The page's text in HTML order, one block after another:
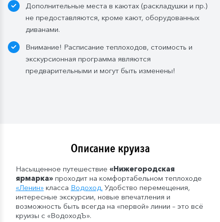
в 2- и 3-местном размещении;
— в рейсах от 5 дней до 10 дней включительно: 1
бутылка (1,5 л.);
— в рейсах от 16 до 20 дней включительно: 3
бутылки (1,5 л.);
Дополнительные места в каютах (раскладушки и пр.)
не предоставляются, кроме кают, оборудованных
диванами.
Внимание! Расписание теплоходов, стоимость и
экскурсионная программа являются
предварительными и могут быть изменены!
Описание круиза
Насыщенное путешествие «Нижегородская
ярмарка» проходит на комфортабельном теплоходе
«Ленин» класса Водоход. Удобство перемещения,
интересные экскурсии, новые впечатления и
возможность быть всегда на «первой» линии – это всё
круизы с «ВодоходЪ».